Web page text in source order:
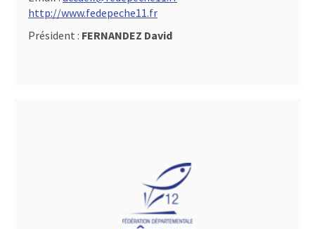
http://www.fedepeche11.fr
Président : FERNANDEZ David